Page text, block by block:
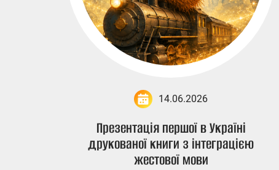
14.06.2026
Презентація першої в Україні
друкованої книги з інтеграцією
жестової мови